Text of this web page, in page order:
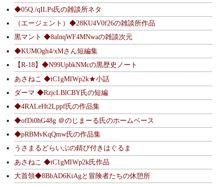
◆05Q./qILPs氏の雑談所ネタ
（エージェント）◆28KU4V0f26の雑談所作品
黒マント ◆8alnqWF4MNwaの雑談次元
◆KUMOgh4/xMさん短編集
【R-18】◆N99UpbkNMcの黒歴史ノート
あさねこ ◆tC1gMIWp2k★小話
ダーマ ◆RzjcLBlCBY氏の短編
◆4RALeHt2Lppf氏の作品集
◆ofDi0hG48g ＠のじまーる氏のホームベース
◆pRBMvKqQmw氏の作品集
うさまるどらいぶの錆び付きはぐるま
あさねこ ◆tC1gMIWp2k氏作品
大首領◆8BbAD6KiAgと冒険者たちの休憩所